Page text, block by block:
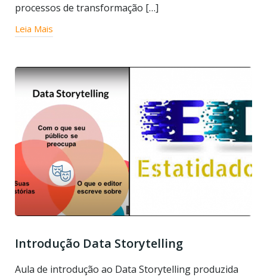
processos de transformação […]
Leia Mais
Introdução Data Storytelling
Aula de introdução ao Data Storytelling produzida